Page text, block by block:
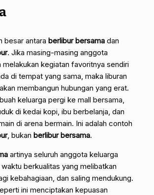
besar antara berlibur bersama dan
. Jika masing-masing anggota
melakukan kegiatan favoritnya sendiri
di tempat yang sama, maka liburan
membangun hubungan yang erat.
keluarga pergi ke mall bersama,
di kedai kopi, ibu berbelanja, dan
di arena bermain. Ini adalah contoh
, bukan berlibur bersama.
artinya seluruh anggota keluarga
berkualitas yang melibatkan
kebahagiaan, dan saling mendukung.
ini menciptakan kepuasan